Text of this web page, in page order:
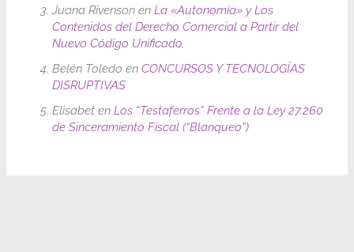
Juana Rivenson enLa «Autonomía» y Los
Contenidos del Derecho Comercial a Partir del
Nuevo Código Unificado.
Belén Toledo enCONCURSOS Y TECNOLOGÍAS
DISRUPTIVAS
Elisabet enLos “Testaferros” Frente a la Ley 27.260
de Sinceramiento Fiscal (“Blanqueo”)